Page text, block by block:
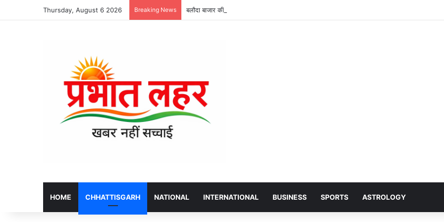
Thursday, August 6 2026 Breaking News बलौदा बाजार की बेटी शिवांशी केसरवानी ने रचा इतिहास, केसरवानी समाज की बनीं पहली कमर्शियल पायलट
HOME CHHATTISGARH NATIONAL INTERNATIONAL BUSINESS SPORTS ASTROLOGY